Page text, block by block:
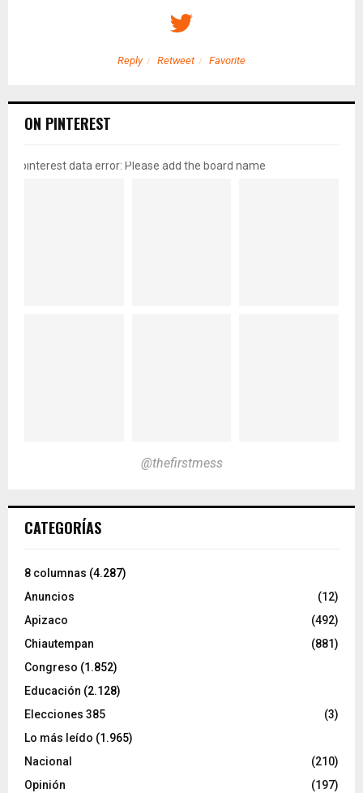
Reply Retweet Favorite
ON PINTEREST
pinterest data error: Please add the board name
@thefirstmess
CATEGORÍAS
8 columnas (4.287)
Anuncios
(12)
Apizaco
(492)
Chiautempan
(881)
Congreso (1.852)
Educación (2.128)
Elecciones 385
(3)
Lo más leído (1.965)
Nacional
(210)
Opinión
(197)